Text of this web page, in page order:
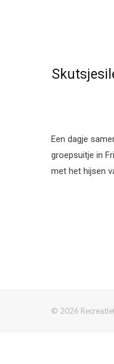
Een dagje
groepsuitje in
met het hijsen
© 2026